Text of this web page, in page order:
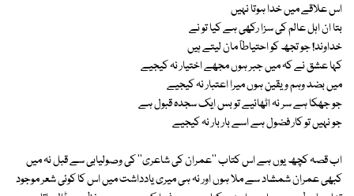
اس علاقے میں خدا ہوتا نہیں
بتا ان اہل عالم کی سزا رکھی ہے کیا تو نے
خداوند! جو تجھ کو احتیاطاً مان لیتے ہیں
کہا عشق نے کہ میں جبر ہوں مجھے اختیار نہ کیجیے
میں بضد وہم و یقین ہوں میرا اعتبار نہ کیجیے
جو جھکا ہے سر نہ اٹھائیے تو بس ایک سجدہ قبول ہے
جو نہیں تو کار فضول ہے اسے بار بار نہ کیجیے
اب قصہ کچھ یوں ہے اس کتاب ''عمران کی شاعری'' کی وصولیابی سے قبل نہ میں
کبھی عمران شمشاد سے ملا ہوں اور نہ ہی میری یادداشت میں اس کا کوئی شعر موجود